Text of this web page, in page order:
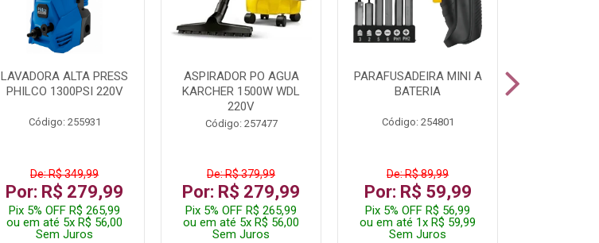
LAVADORA ALTA PRESS
PHILCO 1300PSI 220V
Código: 255931
De: R$ 349,99
Por: R$ 279,99
Pix 5% OFF R$ 265,99
ou em até 5x R$ 56,00
Sem Juros
ASPIRADOR PO AGUA
KARCHER 1500W WDL
220V
Código: 257477
De: R$ 379,99
Por: R$ 279,99
Pix 5% OFF R$ 265,99
ou em até 5x R$ 56,00
Sem Juros
PARAFUSADEIRA MINI A
BATERIA
Código: 254801
De: R$ 89,99
Por: R$ 59,99
Pix 5% OFF R$ 56,99
ou em até 1x R$ 59,99
Sem Juros